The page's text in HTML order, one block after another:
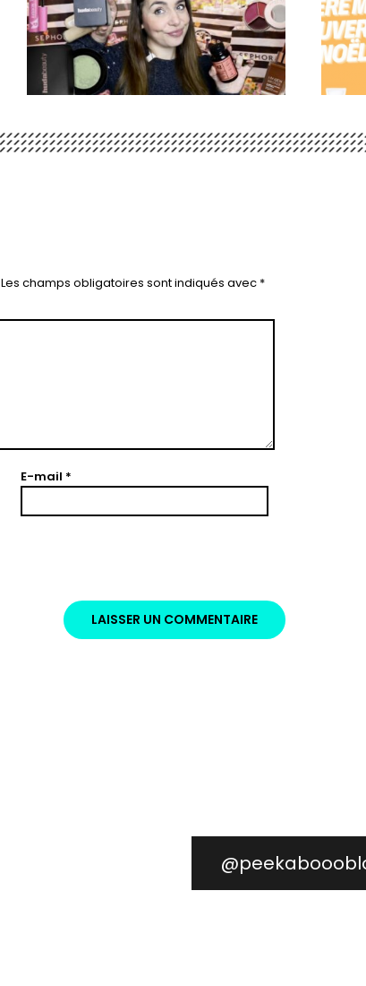
Les champs obligatoires sont indiqués avec *
E-mail *